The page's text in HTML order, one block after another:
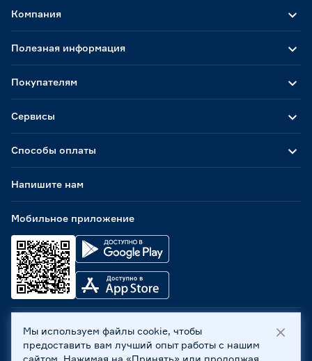
Способы оплаты
Мобильное приложение
Компания
Полезная информация
Покупателям
Сервисы
Напишите нам
ООО «Бауцентр Рус» 2004 -2026, 236029, г. Калининград,
ул. А.Невского, 205. ИНН 7702596813, КПП 390601001 ©
Мы используем файлы cookie, чтобы
предоставить вам лучший опыт работы с нашим
сайтом. Нажимая на «Принять» или продолжая